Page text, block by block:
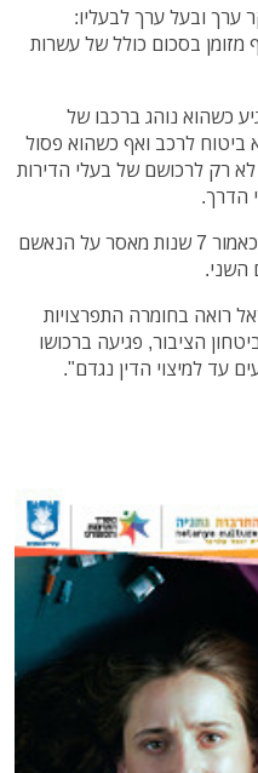
ערך ובעל ערך לבעליו:
מזומן בסכום כולל של עשרות
כשהוא נוהג ברכבו של
ביטוח לרכב ואף כשהוא פסול
רק לרכושם של בעלי הדירות
הדרך.
בית משפט השלום בפתח תקווה גזר כאמור 7 שנות מאסר על הנאשם
רואה בחומרה התפרצויות
הציבור, פגיעה ברכושו
עד למיצוי הדין נגדם".